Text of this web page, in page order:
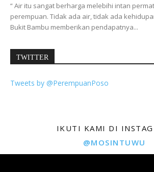
“ Air itu sangat berharga melebihi intan
perempuan. Tidak ada air, tidak ada
Bukit Bambu memberikan pendapatnya...
TWITTER
Tweets by @PerempuanPoso
IKUTI KAMI DI
@MOSINTUWU